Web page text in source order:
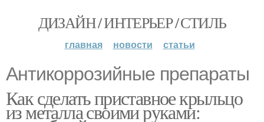
ДИЗАЙН / ИНТЕРЬЕР / СТИЛЬ
главная новости статьи
Антикоррозийные препараты
Как сделать приставное крыльцо
из металла своими руками: